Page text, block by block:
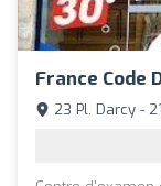
France Code
23 Pl. Darcy -